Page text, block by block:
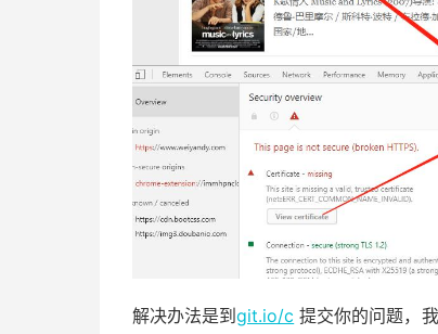
解决办法是到git.io/c 提交你的问题，